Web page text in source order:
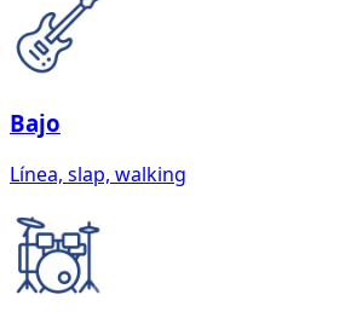
Bajo
Línea, slap, walking